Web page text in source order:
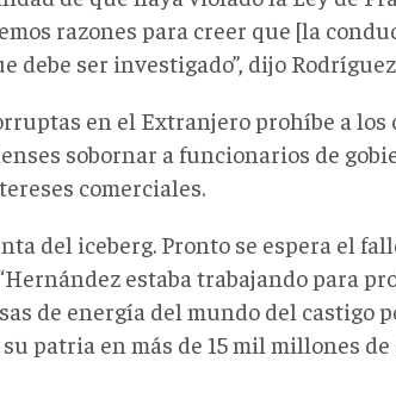
razones para creer que [la
debe ser investigado”, dijo
en el Extranjero prohíbe a los
sobornar a funcionarios de
comerciales.
del iceberg. Pronto se espera el
estaba trabajando para
de energía del mundo del castigo
patria en más de 15 mil millones de